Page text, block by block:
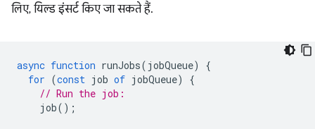
लिए, यिल्ड इंसर्ट किए जा सकते हैं.
async function runJobs( jobQueue)
{
for (const job of jobQueue)
{
// Run the job:
job();